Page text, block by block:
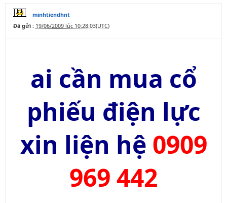
minhtiendhnt
Đã gửi : 19/06/2009 lúc 10:28:03(UTC)
ai cần mua cổ
phiếu điện lực
xin liện hệ 0909
969 442